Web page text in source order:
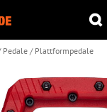
Pedale Plattformpedale